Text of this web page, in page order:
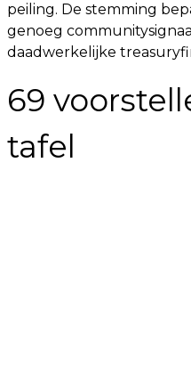
peiling. De stemming
genoeg
daadwerkelijke
69
tafel